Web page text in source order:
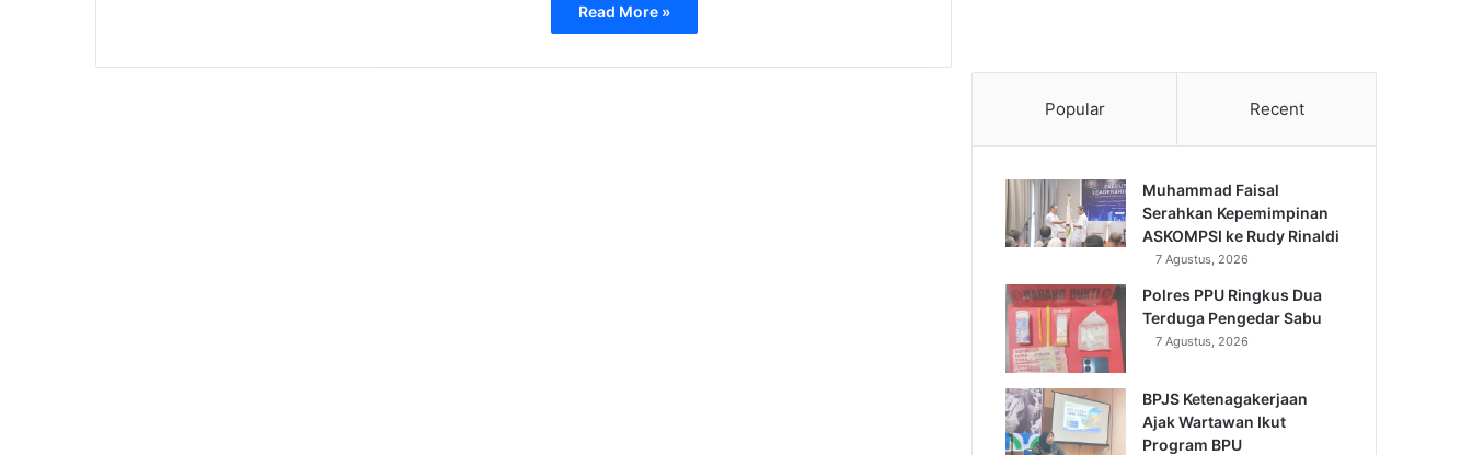
Read More »
Popular Recent
Muhammad Faisal
Serahkan Kepemimpinan
ASKOMPSI ke Rudy Rinaldi
7 Agustus, 2026
Polres PPU Ringkus Dua
Terduga Pengedar Sabu
7 Agustus, 2026
BPJS Ketenagakerjaan
Ajak Wartawan Ikut
Program BPU